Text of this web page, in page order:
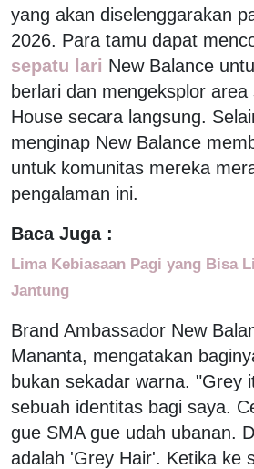
yang akan diselenggarakan
2026. Para tamu dapat
sepatu lari New Balance
berlari dan mengeksplor
House secara langsung.
menginap New Balance
untuk komunitas mereka
pengalaman ini.
Baca Juga :
Lima Kebiasaan Pagi yang Bisa
Jantung
Brand Ambassador New
Mananta, mengatakan
bukan sekadar warna. "Grey
sebuah identitas bagi saya.
gue SMA gue udah ubanan.
adalah 'Grey Hair'. Ketika ke